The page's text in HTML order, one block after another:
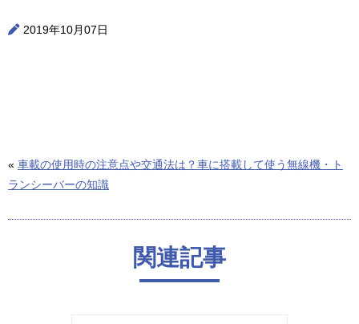
2019年10月07日
« 車載の使用時の注意点や交通法は？車に搭載して使う無線機・ト
ランシーバーの知識
関連記事